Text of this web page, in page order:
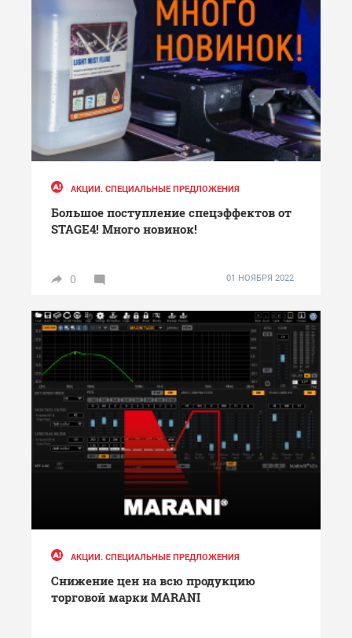
АКЦИИ. СПЕЦИАЛЬНЫЕ ПРЕДЛОЖЕНИЯ
Большое поступление спецэффектов от
STAGE4! Много новинок!
0 01 НОЯБРЯ 2022
АКЦИИ. СПЕЦИАЛЬНЫЕ ПРЕДЛОЖЕНИЯ
Снижение цен на всю продукцию
торговой марки MARANI